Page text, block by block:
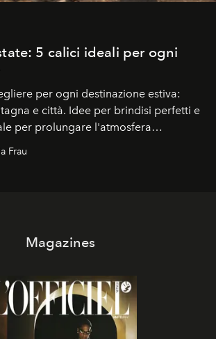
5 calici ideali per ogni
per ogni destinazione estiva:
e città. Idee per brindisi perfetti e
per prolungare l'atmosfera
Frau
Magazines